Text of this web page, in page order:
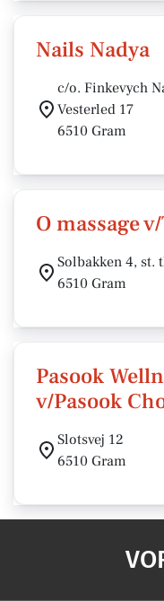
Nails Nadya
c/o. Finkevych
Vesterled 17
6510 Gram
O massage
Solbakken 4, st.
6510 Gram
Pasook
v/Pasook
Slotsvej 12
6510 Gram